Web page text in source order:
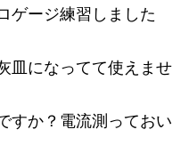
ゲージ練習しました
皿になってて使えませ
すか？電流測っておい